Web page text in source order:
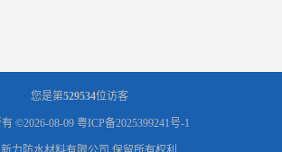
您是第529534位访客
©2026-08-09 粤ICP备2025399241号-1